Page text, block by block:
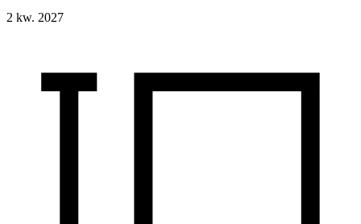
2 kw. 2027